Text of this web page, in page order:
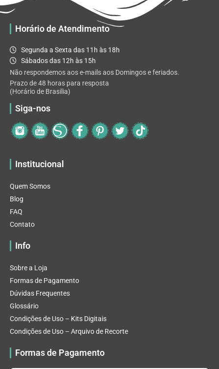
Horário de Atendimento
Segunda a Sexta das 11h às 18h
Sábados das 12h às 15h
Não respondemos aos e-mails aos Domingos e feriados.
Prazo de 48 horas para resposta
(Horário de Brasilia)
Siga-nos
Institucional
Quem Somos
Blog
FAQ
Contato
Info
Sobre a Loja
Formas de Pagamento
Dúvidas Frequentes
Glossário
Condições de Uso – Kits Digitais
Condições de Uso – Arquivo de Recorte
Formas de Pagamento